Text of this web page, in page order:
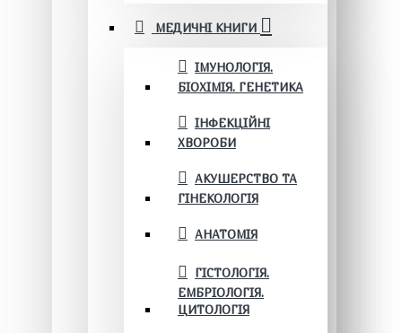
МЕДИЧНІ КНИГИ
ІМУНОЛОГІЯ.
БІОХІМІЯ. ГЕНЕТИКА
ІНФЕКЦІЙНІ
ХВОРОБИ
АКУШЕРСТВО ТА
ГІНЕКОЛОГІЯ
АНАТОМІЯ
ГІСТОЛОГІЯ.
ЕМБРІОЛОГІЯ.
ЦИТОЛОГІЯ